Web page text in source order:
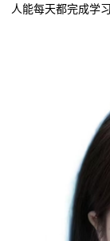
人能每天都完成学